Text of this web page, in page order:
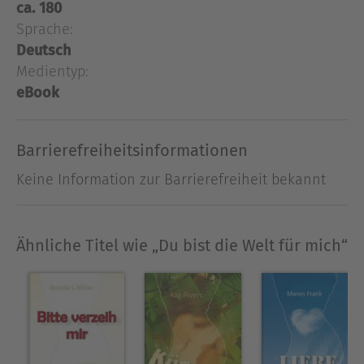
Aus Liebe (zu den Tieren und zur Tierärztin)
beginnt Veronika in München Veterinärmedizin zu
studieren, doch Franziska lässt nichts unversucht,
um dem Liebesglück ein jähes Ende zu bereiten.
Als dann noch die Zukunft des Hofes auf dem
Ausblenden
ca. 180
Sprache:
Deutsch
Medientyp:
eBook
Barrierefreiheitsinformationen
Keine Information zur Barrierefreiheit bekannt
Ähnliche Titel wie „Du bist die Welt für mich“